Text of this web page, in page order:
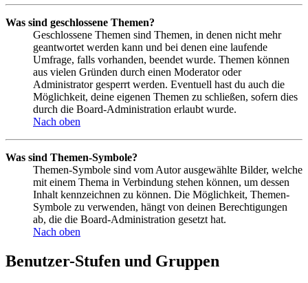
Was sind geschlossene Themen?
Geschlossene Themen sind Themen, in denen nicht mehr
geantwortet werden kann und bei denen eine laufende
Umfrage, falls vorhanden, beendet wurde. Themen können
aus vielen Gründen durch einen Moderator oder
Administrator gesperrt werden. Eventuell hast du auch die
Möglichkeit, deine eigenen Themen zu schließen, sofern dies
durch die Board-Administration erlaubt wurde.
Nach oben
Was sind Themen-Symbole?
Themen-Symbole sind vom Autor ausgewählte Bilder, welche
mit einem Thema in Verbindung stehen können, um dessen
Inhalt kennzeichnen zu können. Die Möglichkeit, Themen-
Symbole zu verwenden, hängt von deinen Berechtigungen
ab, die die Board-Administration gesetzt hat.
Nach oben
Benutzer-Stufen und Gruppen